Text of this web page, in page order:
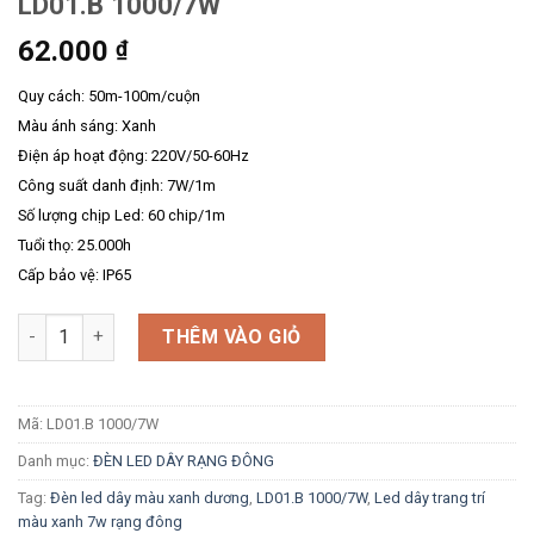
62.000 ₫
Quy cách: 50m-100m/cuộn
Màu ánh sáng: Xanh
Điện áp hoạt động: 220V/50-60Hz
Công suất danh định: 7W/1m
Số lượng chịp Led: 60 chip/1m
Tuổi thọ: 25.000h
Cấp bảo vệ: IP65
Số lượng THÊM VÀO GIỎ
Mã: LD01.B 1000/7W
Danh mục: ĐÈN LED DÂY RẠNG ĐÔNG
Tag: Đèn led dây màu xanh dương LD01.B 1000/7W, Led dây trang trí
màu xanh 7w rạng đông